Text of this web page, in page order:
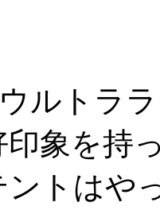
ルトラ
印象を持
ントはや